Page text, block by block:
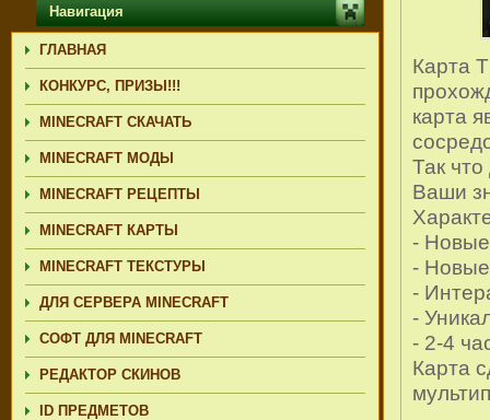
Навигация
ГЛАВНАЯ
КОНКУРС, ПРИЗЫ!!!
MINECRAFT СКАЧАТЬ
MINECRAFT МОДЫ
MINECRAFT РЕЦЕПТЫ
MINECRAFT КАРТЫ
MINECRAFT ТЕКСТУРЫ
ДЛЯ СЕРВЕРА MINECRAFT
СОФТ ДЛЯ MINECRAFT
РЕДАКТОР СКИНОВ
ID ПРЕДМЕТОВ
Карта
карта
Так
Ваши
- Новые
-
-
-
- 2-4
Карта